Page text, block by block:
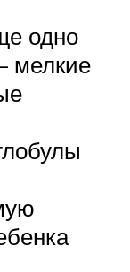
одно
мелкие